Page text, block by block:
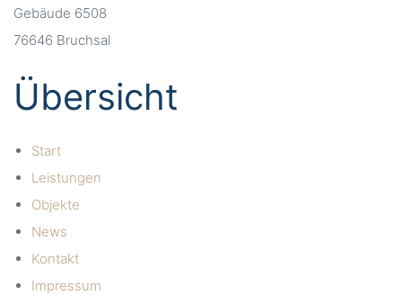
Gebäude 6508
76646 Bruchsal
Übersicht
Start
Leistungen
Objekte
News
Kontakt
Impressum